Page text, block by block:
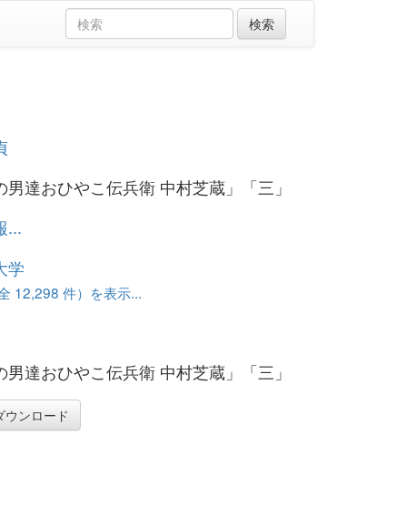
男達おひやこ伝兵衛 中村芝蔵」「三」
...
学
12,298 件）を表示...
男達おひやこ伝兵衛 中村芝蔵」「三」
ウンロード